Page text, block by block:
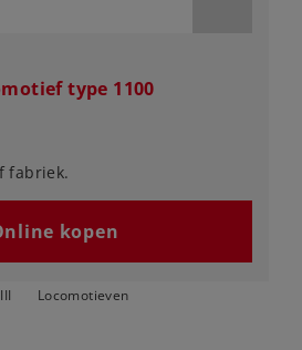
type 1100
fabriek.
kopen
Locomotieven